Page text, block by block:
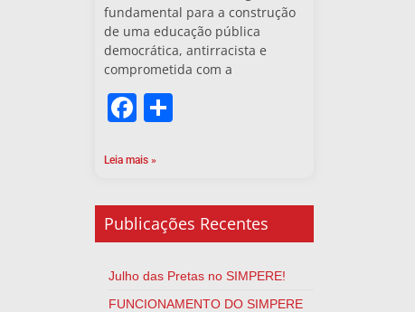
fundamental para a construção
de uma educação pública
democrática, antirracista e
comprometida com a
Facebook
Leia mais »
Publicações Recentes
Julho das Pretas no SIMPERE!
FUNCIONAMENTO DO SIMPERE